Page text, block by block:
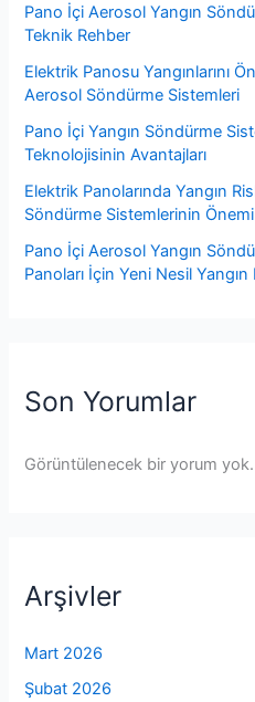
Pano İçi Aerosol Yangın
Teknik Rehber
Elektrik Panosu Yangınlarını
Aerosol Söndürme Sistemleri
Pano İçi Yangın Söndürme
Teknolojisinin Avantajları
Elektrik Panolarında Yangın
Söndürme Sistemlerinin Önemi
Pano İçi Aerosol Yangın
Panoları İçin Yeni Nesil Yangın
Son Yorumlar
Görüntülenecek bir yorum yok.
Arşivler
Mart 2026
Şubat 2026